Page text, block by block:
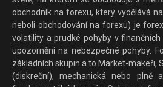
obchodník na forexu, který vydělává
neboli obchodování na forexu) je
volatility a prudké pohyby v
upozornění na nebezpečné pohyby.
základních skupin a to Market-makeři,
(diskreční), mechanická nebo plně